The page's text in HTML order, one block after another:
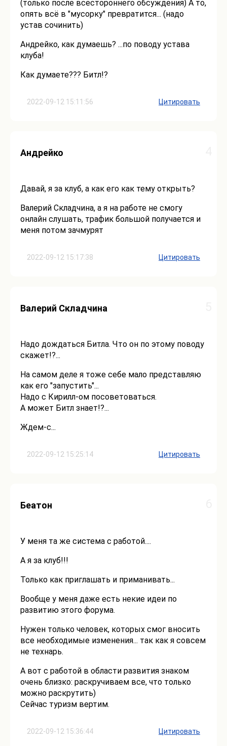
2022-09-12 15:11:56
(только после всестороннего обсуждения) А то,
опять всё в "мусорку" превратится... (надо
устав сочинить)
Андрейко, как думаешь? ...по поводу устава
клуба!
Как думаете??? Битл!?
Цитировать
2022-09-12 15:17:38
Андрейко
Давай, я за клуб, а как его как тему открыть?
Валерий Складчина, а я на работе не смогу
онлайн слушать, трафик большой получается и
меня потом зачмурят
Цитировать
2022-09-12 15:25:14
Валерий Складчина
Надо дождаться Битла. Что он по этому поводу
скажет!?...
На самом деле я тоже себе мало представляю
как его "запустить"...
Надо с Кирилл-ом посоветоваться.
А может Битл знает!?...
Ждем-с...
Цитировать
2022-09-12 15:36:44
Беатон
У меня та же система с работой....
А я за клуб!!!
Только как приглашать и приманивать...
Вообще у меня даже есть некие идеи по
развитию этого форума.
Нужен только человек, которых смог вносить
все необходимые изменения... так как я совсем
не технарь.
А вот с работой в области развития знаком
очень близко: раскручиваем все, что только
можно раскрутить)
Сейчас туризм вертим.
Цитировать